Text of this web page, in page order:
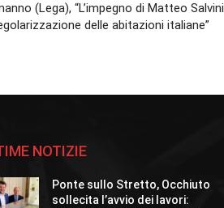
(Lega), “L’impegno di Matteo Salvini
delle abitazioni italiane”
NOTIZIE
Ponte sullo Stretto, Occhiuto
sollecita l’avvio dei lavori: